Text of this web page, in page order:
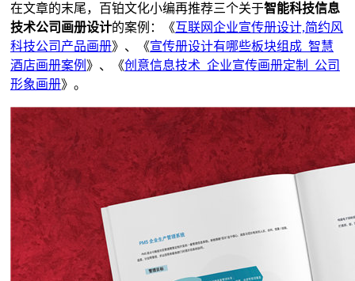
在文章的末尾，百铂文化小编再推荐三个关于智能科技信息
技术公司画册设计的案例：《互联网企业宣传册设计,简约风
科技公司产品画册》、《宣传册设计有哪些板块组成_智慧
酒店画册案例 》、《创意信息技术_企业宣传画册定制_公司
形象画册》。